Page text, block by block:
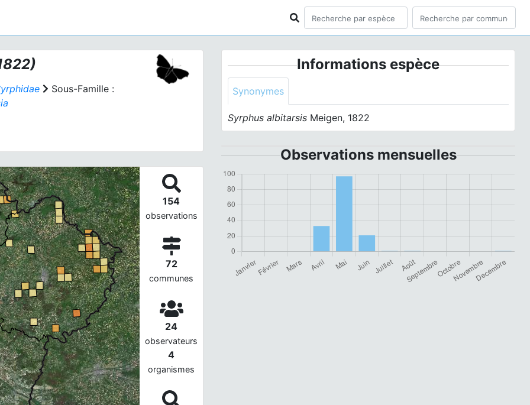
Sous-Famille :
154
observations
72
communes
24
observateurs
4
organismes
Informations espèce
Synonymes
Syrphus albitarsis Meigen, 1822
Observations mensuelles